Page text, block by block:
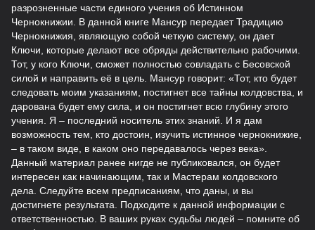
разрозненные части единого учения об Истинном
Чернокнижии. В данной книге Мансур передает Традицию
Чернокнижия, являющую собой четкую систему, он дает
Ключи, которые делают все обряды действительно рабочими.
Тот, у кого Ключи, сможет полностью совладать с Бесовской
силой и направить её в цель. Мансур говорит: «Тот, кто будет
следовать моим указаниям, постигнет все тайны колдовства, и
дарована будет ему сила, и он постигнет всю глубину этого
учения. Я – последний носитель этих знаний. И я дам
возможность тем, кто достоин, изучить истинное чернокнижие,
– в таком виде, в каком оно передавалось через века».
Данный материал ранее нигде не публиковался, он будет
интересен как начинающим, так и Мастерам колдовского
дела. Следуйте всем предписаниям, что даны, и вы
достигнете результата. Подходите к данной информации с
ответственностью. В ваших руках судьбы людей – помните об